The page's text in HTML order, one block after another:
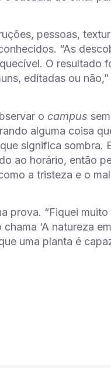
pessoas,
“As
O resultado
editadas ou
o campus
alguma coisa
significa sombra.
ao horário, então
a tristeza e o
prova. “Fiquei
‘A natureza
uma planta é